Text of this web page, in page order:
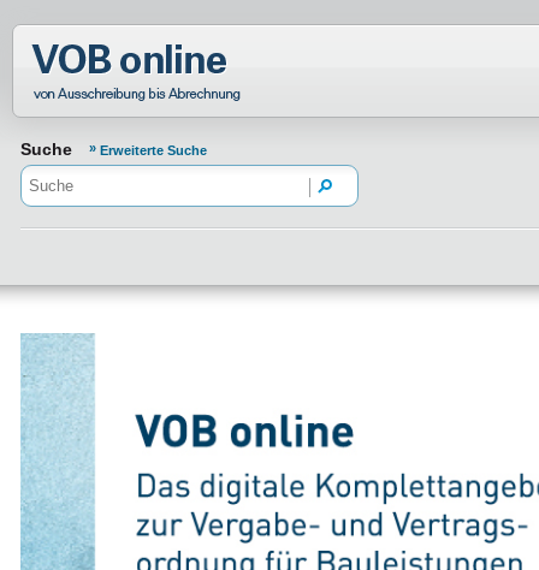
Normenportal Barrierefreiheit
Suche Erweiterte Suche